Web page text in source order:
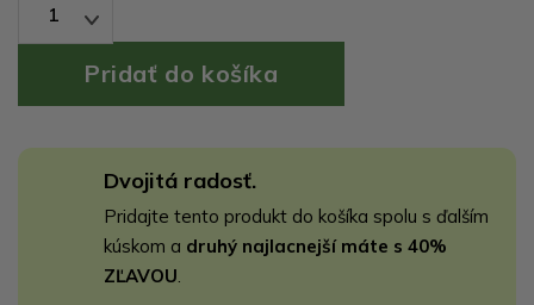
1
Dvojitá radosť.
Pridajte tento produkt do košíka spolu s ďalším
kúskom a druhý najlacnejší máte s 40%
ZĽAVOU